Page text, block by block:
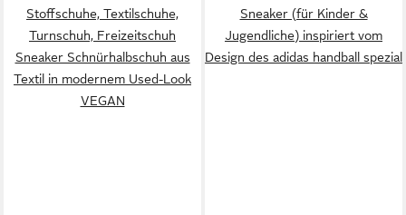
Stoffschuhe, Textilschuhe,
Turnschuh, Freizeitschuh
Sneaker Schnürhalbschuh aus
Textil in modernem Used-Look
VEGAN
Sneaker (für Kinder &
Jugendliche) inspiriert vom
Design des adidas handball spezial